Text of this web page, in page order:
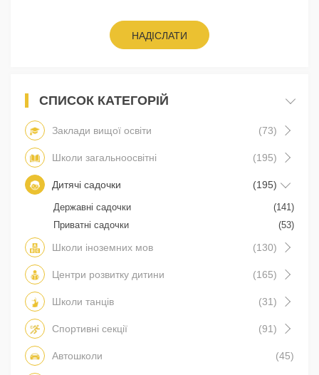
НАДІСЛАТИ
СПИСОК КАТЕГОРІЙ
Заклади вищої освіти (73)
Школи загальноосвітні (195)
Дитячі садочки (195)
Державні садочки
(141)
Приватні садочки
(53)
Школи іноземних мов (130)
Центри розвитку дитини (165)
Школи танців (31)
Спортивні секції (91)
Автошколи (45)